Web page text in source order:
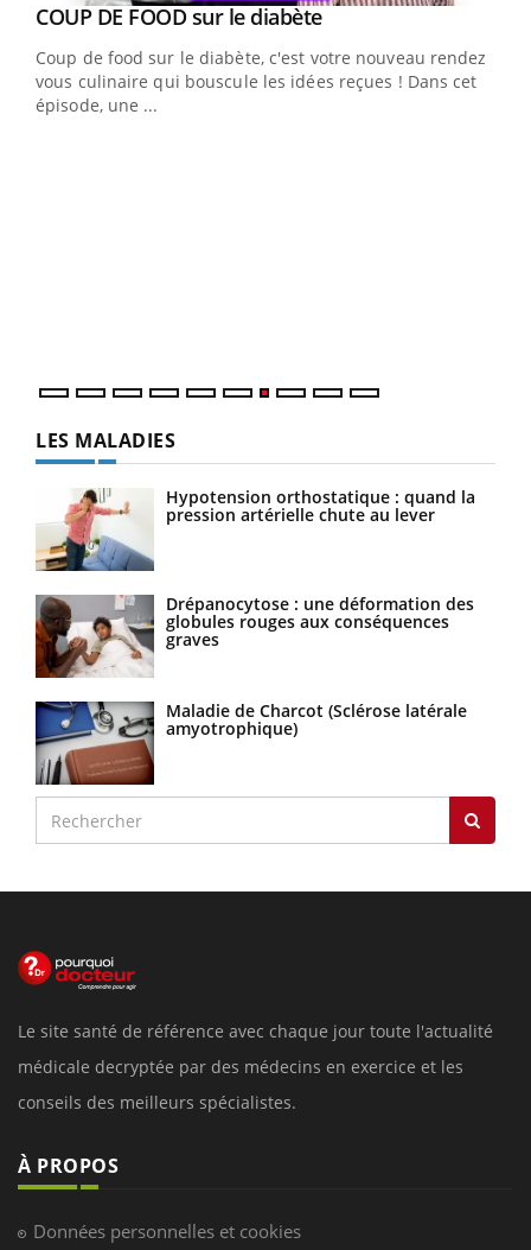
Youtube
COUP DE FOOD sur le diabèteYoutube
Coup de food sur le diabète, c'est votre nouveau rendez-
vous culinaire qui bouscule les idées reçues ! Dans cet
épisode, une ...
LES MALADIES
Hypotension orthostatique : quand la
pression artérielle chute au lever
Drépanocytose : une déformation des
globules rouges aux conséquences
graves
Maladie de Charcot (Sclérose latérale
amyotrophique)
Le site santé de référence avec chaque jour toute l'actualité
médicale decryptée par des médecins en exercice et les
conseils des meilleurs spécialistes.
À PROPOS
Données personnelles et cookies